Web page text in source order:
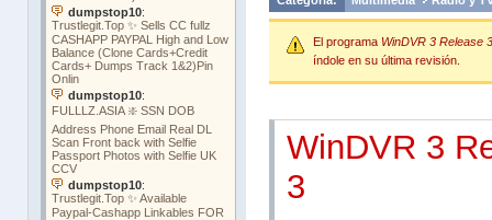
El programa WinDVR 3 Release 3
índole en su última revisión.
WinDVR 3
3